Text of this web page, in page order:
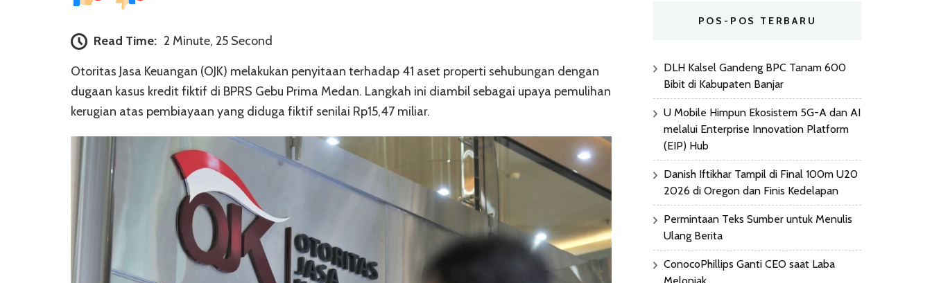
Read Time: 2 Minute, 25 Second
Otoritas Jasa Keuangan (OJK) melakukan penyitaan terhadap 41 aset properti sehubungan dengan
dugaan kasus kredit fiktif di BPRS Gebu Prima Medan. Langkah ini diambil sebagai upaya pemulihan
kerugian atas pembiayaan yang diduga fiktif senilai Rp15,47 miliar.
POS-POS TERBARU
DLH Kalsel Gandeng BPC Tanam 600
Bibit di Kabupaten Banjar
U Mobile Himpun Ekosistem 5G-A dan AI
melalui Enterprise Innovation Platform
(EIP) Hub
Danish Iftikhar Tampil di Final 100m U20
2026 di Oregon dan Finis Kedelapan
Permintaan Teks Sumber untuk Menulis
Ulang Berita
ConocoPhillips Ganti CEO saat Laba